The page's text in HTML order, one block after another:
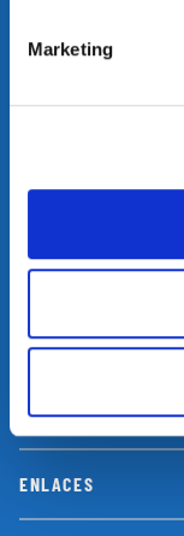
Marketing
INFORMACIÓN
LEGAL
ENLACES